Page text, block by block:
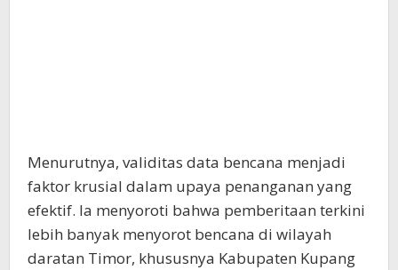
Menurutnya, validitas data bencana menjadi
faktor krusial dalam upaya penanganan yang
efektif. Ia menyoroti bahwa pemberitaan terkini
lebih banyak menyorot bencana di wilayah
daratan Timor, khususnya Kabupaten Kupang